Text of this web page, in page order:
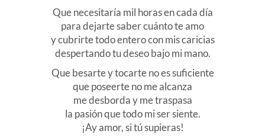
Que necesitaría mil horas en cada día
para dejarte saber cuánto te amo
y cubrirte todo entero con mis caricias
despertando tu deseo bajo mi mano.
Que besarte y tocarte no es suficiente
que poseerte no me alcanza
me desborda y me traspasa
la pasión que todo mi ser siente.
¡Ay amor, si tú supieras!